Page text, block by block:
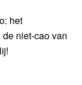
het
niet-cao van